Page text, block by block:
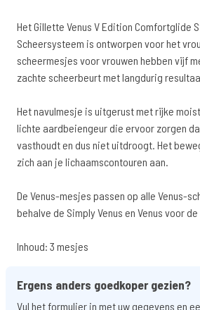
Het Gillette Venus V Edition Comfortglide
Scheersysteem is ontworpen voor het
scheermesjes voor vrouwen hebben vijf
zachte scheerbeurt met langdurig
Het navulmesje is uitgerust met rijke
lichte aardbeiengeur die ervoor zorgen
vasthoudt en dus niet uitdroogt. Het
zich aan je lichaamscontouren aan.
De Venus-mesjes passen op alle Venus-
behalve de Simply Venus en Venus voor
Inhoud: 3 mesjes
Ergens anders goedkoper gezien?
Vul het formulier in met uw gegevens en